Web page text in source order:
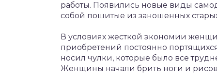
работы. Появились новые виды
собой пошитые из заношенных
В условиях жесткой экономии
приобретений постоянно
носил чулки, которые было все
Женщины начали брить ноги и